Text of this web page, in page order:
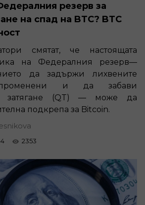
резерв за
на спад на BTC? BTC
смятат, че настоящата
на Федералния резерв—
да задържи лихвените
и да забави
затягане (QT) — може да
подкрепа за Bitcoin.
2353